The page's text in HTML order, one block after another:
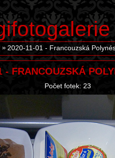
2020-11-01 - Francouzská
- FRANCOUZSKÁ
Počet fotek: 23